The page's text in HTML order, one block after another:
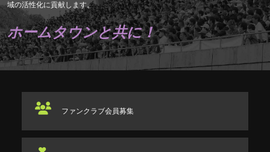
域の活性化に貢献します。
ホームタウンと共に！
ファンクラブ会員募集